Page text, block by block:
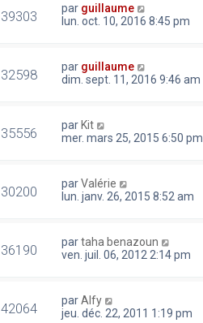
39303 par guillaume
lun. oct. 10, 2016 8:45 pm
32598 par guillaume
dim. sept. 11, 2016 9:46 am
35556 par Kit
mer. mars 25, 2015 6:50 pm
30200 parValérie
lun. janv. 26, 2015 8:52 am
36190 partaha benazoun
ven. juil. 06, 2012 2:14 pm
42064 parAlfy
jeu. déc. 22, 2011 1:19 pm